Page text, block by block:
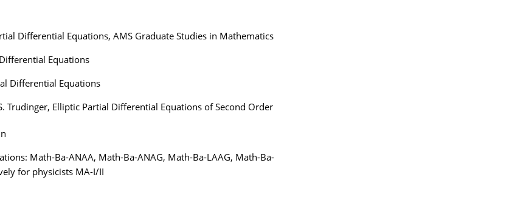
Differential Equations, AMS Graduate Studies in Mathematics
Differential Equations
Differential Equations
Trudinger, Elliptic Partial Differential Equations of Second Order
Math-Ba-ANAA, Math-Ba-ANAG, Math-Ba-LAAG, Math-Ba-
for physicists MA-I/II